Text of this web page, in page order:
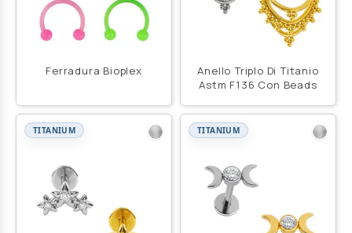
Ferradura Bioplex
Anello Triplo Di Titanio
Astm F136 Con Beads
TITANIUM TITANIUM